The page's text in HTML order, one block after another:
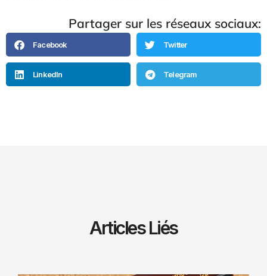
Partager sur les réseaux sociaux:
Facebook Twitter
LinkedIn Telegram
Articles Liés